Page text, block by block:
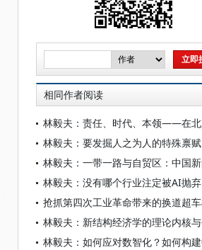
相同作者阅读
林毅夫：要发掘人之为人的特殊禀赋
林毅夫：没有哪个行业注定被AI抛弃